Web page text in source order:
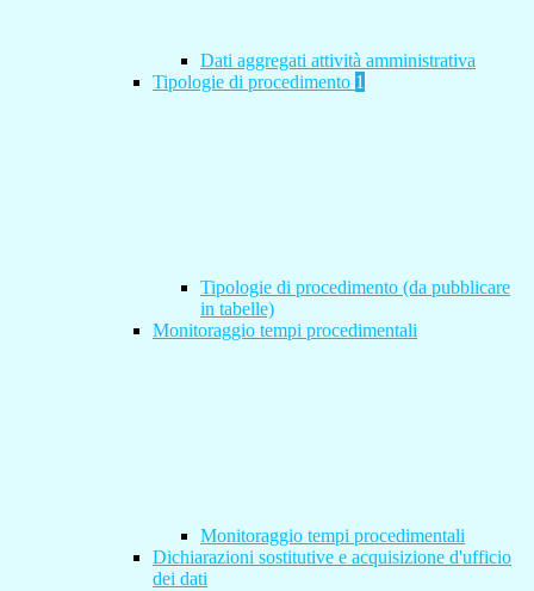
Dati aggregati attività amministrativa
Tipologie di procedimento 1
Tipologie di procedimento (da pubblicare
in tabelle)
Monitoraggio tempi procedimentali
Monitoraggio tempi procedimentali
Dichiarazioni sostitutive e acquisizione d'ufficio
dei dati